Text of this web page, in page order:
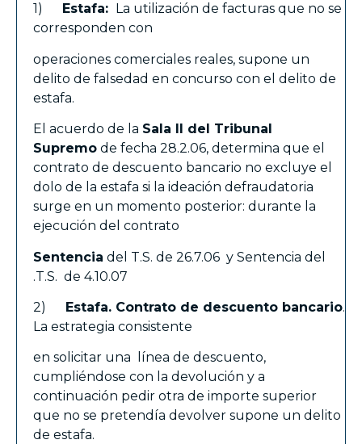
1)
Estafa:
La utilización de facturas que no se
corresponden con
operaciones comerciales reales, supone un
delito de falsedad en concurso con el delito de
estafa.
El acuerdo de la Sala II
del Tribunal
Supremo de fecha 28.2.06, determina que el
contrato de descuento bancario no excluye el
dolo de la estafa si la ideación defraudatoria
surge en un momento posterior: durante la
ejecución del contrato
Sentencia del T.S. de 26.7.06 y Sentencia del
.T.S. de 4.10.07
2) Estafa. Contrato de descuento bancario.
La estrategia consistente
en solicitar una línea de descuento,
cumpliéndose con la devolución y a
continuación pedir otra de importe superior
que no se pretendía devolver supone un delito
de estafa.